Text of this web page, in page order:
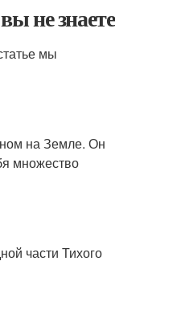
не знаете
мы
на Земле. Он
множество
части Тихого